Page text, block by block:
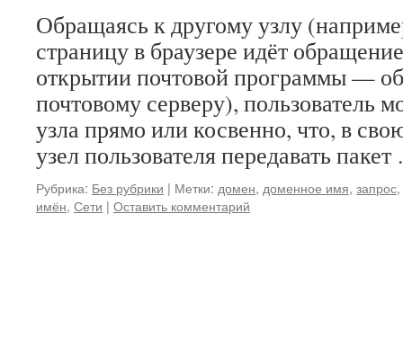
Обращаясь к другому узлу
страницу в браузере идёт
открытии почтовой программы —
почтовому серверу), пользователь
узла прямо или косвенно, что, в
узел пользователя передавать
Рубрика: Без рубрики | Метки: домен, доменное имя, запрос,
имён, Сети | Оставить комментарий